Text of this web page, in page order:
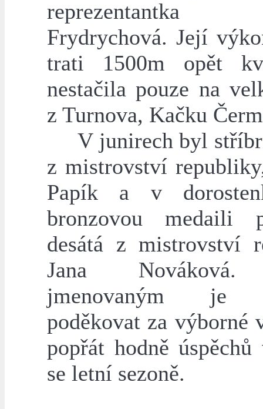
reprezentantka
Frydrychová. Její
trati 1500m opět
nestačila pouze na
z Turnova, Kačku
V junirech byl
z mistrovství
Papík a v
bronzovou medaili
desátá z mistrovství
Jana
jmenovaným je
poděkovat za výborné
popřát hodně
se letní sezoně.